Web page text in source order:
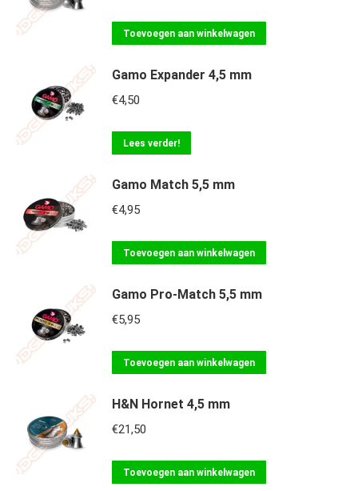
Toevoegen aan winkelwagen
Gamo Expander 4,5 mm
€4,50
Lees verder!
Gamo Match 5,5 mm
€4,95
Toevoegen aan winkelwagen
Gamo Pro-Match 5,5 mm
€5,95
Toevoegen aan winkelwagen
H&N Hornet 4,5 mm
€21,50
Toevoegen aan winkelwagen